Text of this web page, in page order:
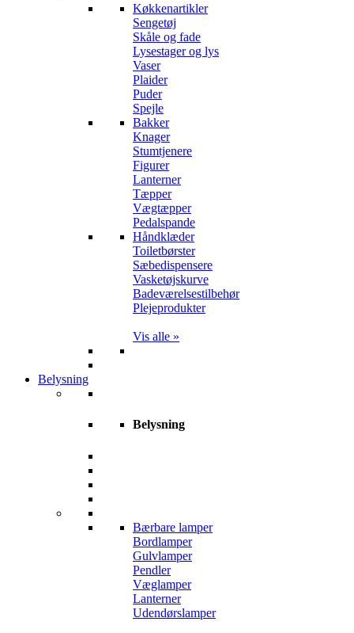
Køkkenartikler
Sengetøj
Skåle og fade
Lysestager og lys
Vaser
Plaider
Puder
Spejle
Bakker
Knager
Stumtjenere
Figurer
Lanterner
Tæpper
Vægtæpper
Pedalspande
Håndklæder
Toiletbørster
Sæbedispensere
Vasketøjskurve
Badeværelsestilbehør
Plejeprodukter
Vis alle »
Belysning
Belysning
Bærbare lamper
Bordlamper
Gulvlamper
Pendler
Væglamper
Lanterner
Udendørslamper